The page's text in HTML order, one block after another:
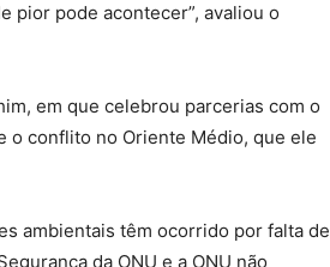
pior pode acontecer”, avaliou o
em que celebrou parcerias com o
o conflito no Oriente Médio, que ele
ambientais têm ocorrido por falta de
da ONU e a ONU não